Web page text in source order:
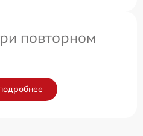
повторном